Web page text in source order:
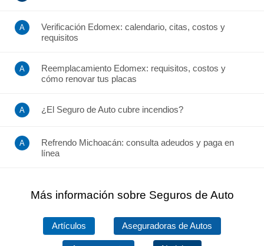
Verificación Edomex: calendario, citas, costos y
requisitos
Reemplacamiento Edomex: requisitos, costos y
cómo renovar tus placas
¿El Seguro de Auto cubre incendios?
Refrendo Michoacán: consulta adeudos y paga en
línea
Más información sobre Seguros de Auto
Artículos Aseguradoras de Autos